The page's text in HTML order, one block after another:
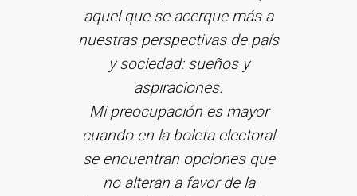
aquel que se acerque más a
nuestras perspectivas de país
y sociedad: sueños y
aspiraciones.
Mi preocupación es mayor
cuando en la boleta electoral
se encuentran opciones que
no alteran a favor de la